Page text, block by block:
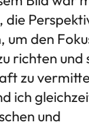
die
um den
richten und
zu
ich
und